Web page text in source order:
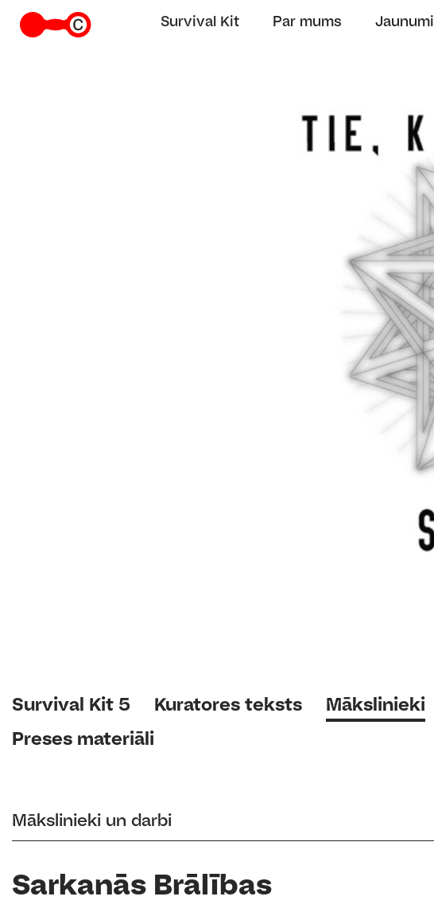
Survival Kit Par mums Jaunumi
Survival Kit 5 Kuratores teksts Mākslinieki
Preses materiāli
Mākslinieki un darbi
Sarkanās Brālības